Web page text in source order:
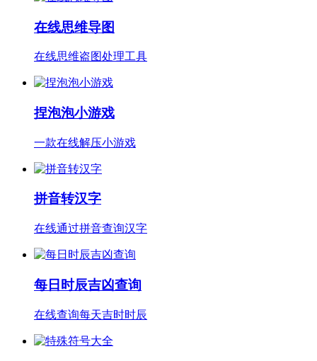
在线思维导图
在线思维盗图处理工具
捏泡泡小游戏
一款在线解压小游戏
拼音转汉字
在线通过拼音查询汉字
每日时辰吉凶查询
在线查询每天吉时时辰